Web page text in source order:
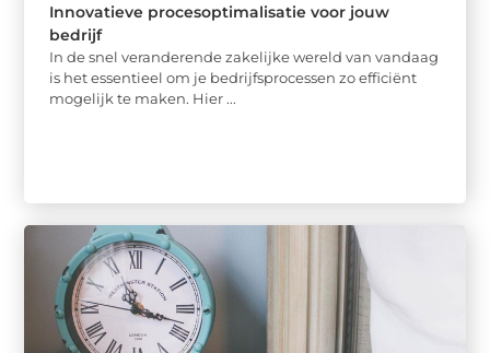
Innovatieve procesoptimalisatie voor jouw
bedrijf
In de snel veranderende zakelijke wereld van vandaag
is het essentieel om je bedrijfsprocessen zo efficiënt
mogelijk te maken. Hier ...